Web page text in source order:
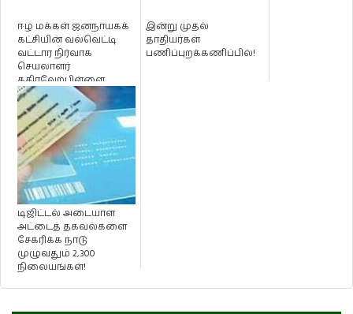
ஈழ மக்கள் ஜனநாயகக்
கட்சியின் வல்வெட்டி
வட்டார நிர்வாக
செயலாளர்
கதிரவேற்பிள்ளை
அரியரட்ணம் வீதி
விபத்த...
இன்று முதல்
தாதியர்கள்
பணிப்புறக்கணிப்பில்!
டிஜிட்டல் அடையாள
அட்டைத் தகவல்களை
சேகரிக்க நாடு
முழுவதும் 2,300
நிலையங்கள்!